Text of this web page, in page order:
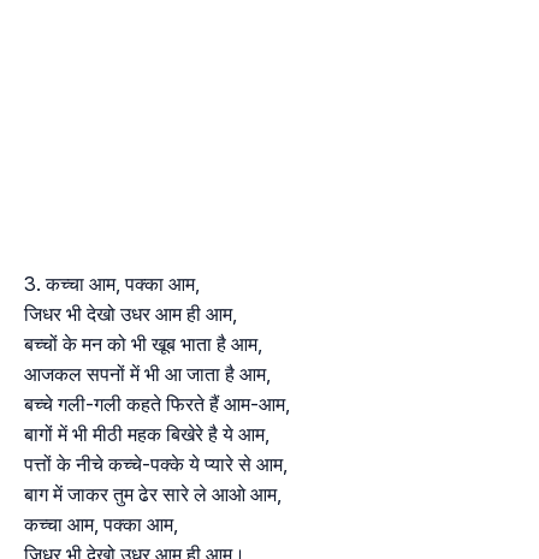
कच्चा आम, पक्का आम,
जिधर भी देखो उधर आम ही आम,
बच्चों के मन को भी खूब भाता है आम,
आजकल सपनों में भी आ जाता है आम,
बच्चे गली-गली कहते फिरते हैं आम-आम,
बागों में भी मीठी महक बिखेरे है ये आम,
पत्तों के नीचे कच्चे-पक्के ये प्यारे से आम,
बाग में जाकर तुम ढेर सारे ले आओ आम,
कच्चा आम, पक्का आम,